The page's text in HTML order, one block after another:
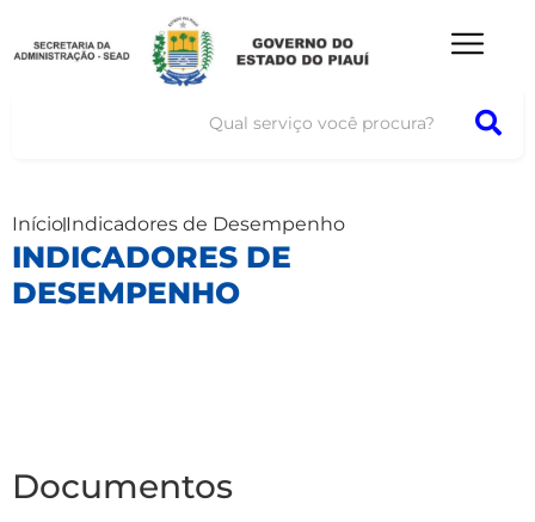
InícioIndicadores de Desempenho
INDICADORES DE
DESEMPENHO
Documentos